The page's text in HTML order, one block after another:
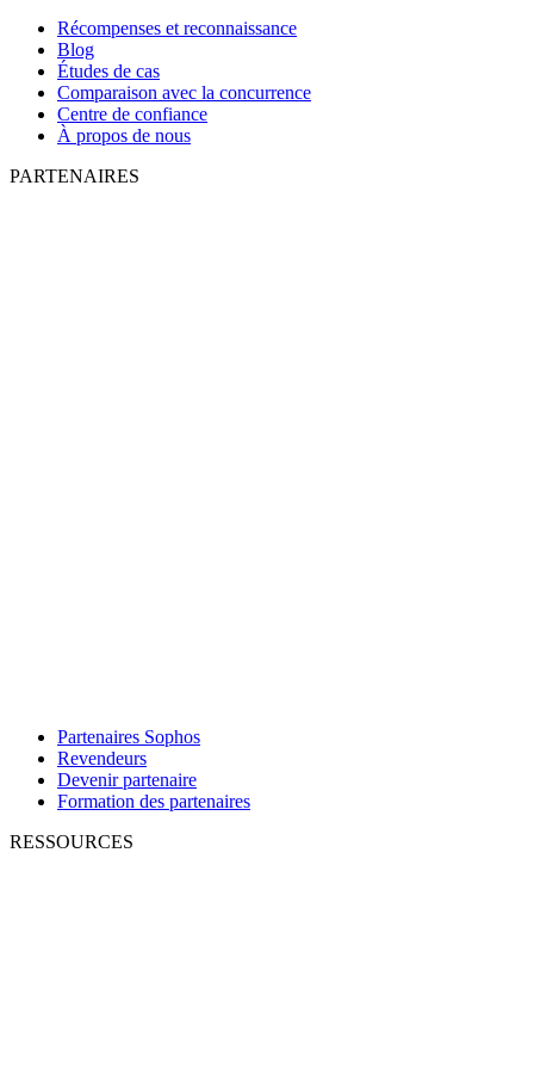
Récompenses et reconnaissance
Blog
Études de cas
Comparaison avec la concurrence
Centre de confiance
À propos de nous
PARTENAIRES
Partenaires Sophos
Revendeurs
Devenir partenaire
Formation des partenaires
RESSOURCES